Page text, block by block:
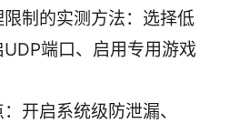
制的实测方法：选择低
端口、启用专用游戏
开启系统级防泄漏、